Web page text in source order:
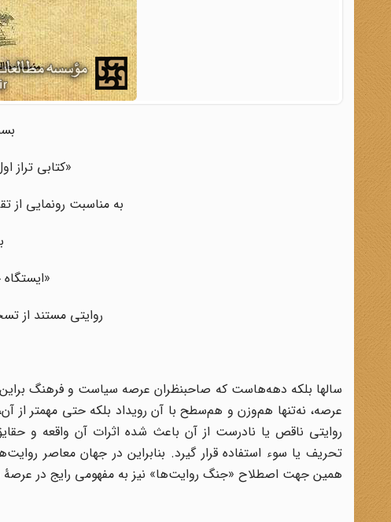
«کتابی تراز
به مناسبت رونمایی از
روایتی مستند از
سالها بلکه دهه‌هاست که صاحبنظران عرصه سیاست و فرهنگ براین
عرصه، نه‌تنها هم‌وزن و هم‌سطح با آن رویداد بلکه حتی مهمتر از
روایتی ناقص یا نادرست از آن باعث شده اثرات آن واقعه و
تحریف یا سوء استفاده قرار گیرد. بنابراین در جهان معاصر
همین جهت اصطلاح «جنگ روایت‌ها» نیز به مفهومی رایج در